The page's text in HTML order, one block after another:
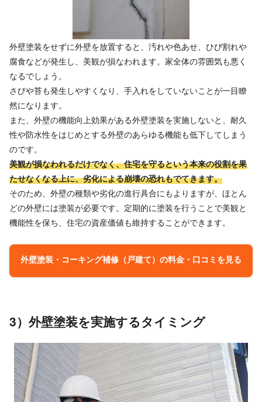
外壁塗装をせずに外壁を放置すると、汚れや色あせ、ひび割れや
腐食などが発生し、美観が損なわれます。家全体の雰囲気も悪く
なるでしょう。
さびや苔も発生しやすくなり、手入れをしていないことが一目瞭
然になります。
また、外壁の機能向上効果がある外壁塗装を実施しないと、耐久
性や防水性をはじめとする外壁のあらゆる機能も低下してしまう
のです。
美観が損なわれるだけでなく、住宅を守るという本来の役割を果
たせなくなる上に、劣化による崩壊の恐れもでてきます。
そのため、外壁の種類や劣化の進行具合にもよりますが、ほとん
どの外壁には塗装が必要です。定期的に塗装を行うことで美観と
機能性を保ち、住宅の資産価値も維持することができます。
外壁塗装・コーキング補修（戸建て）の料金・口コミを見る
3）外壁塗装を実施するタイミング